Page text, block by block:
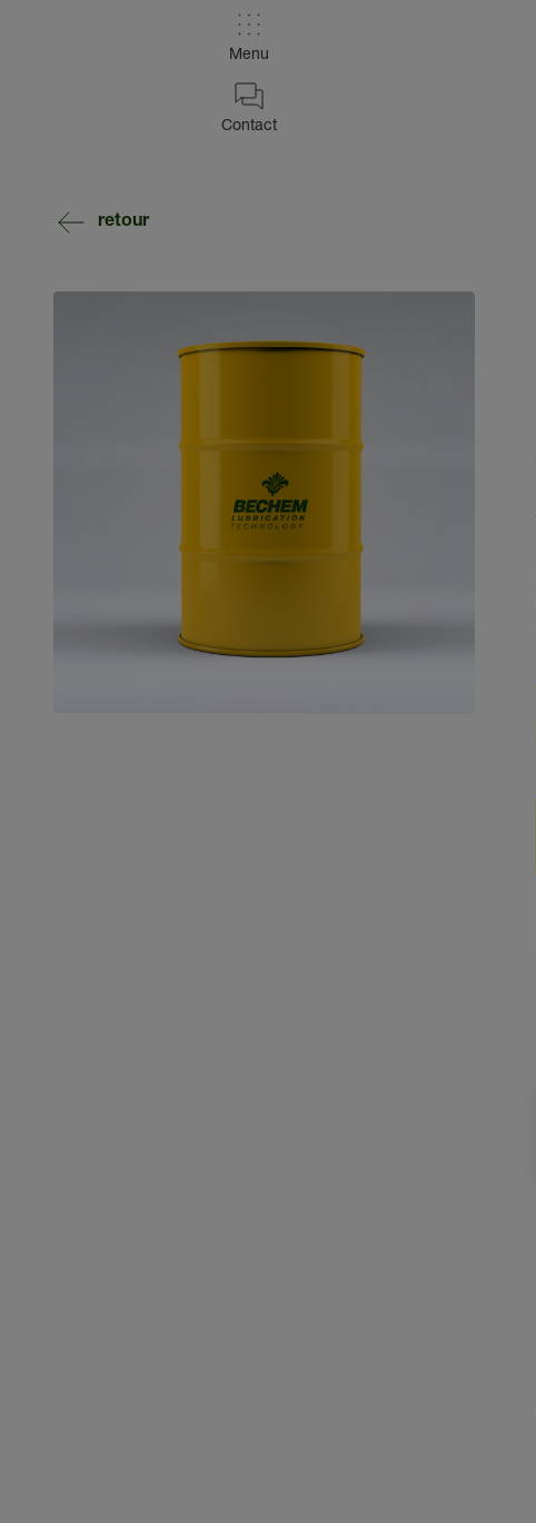
Menu
Contact
retour